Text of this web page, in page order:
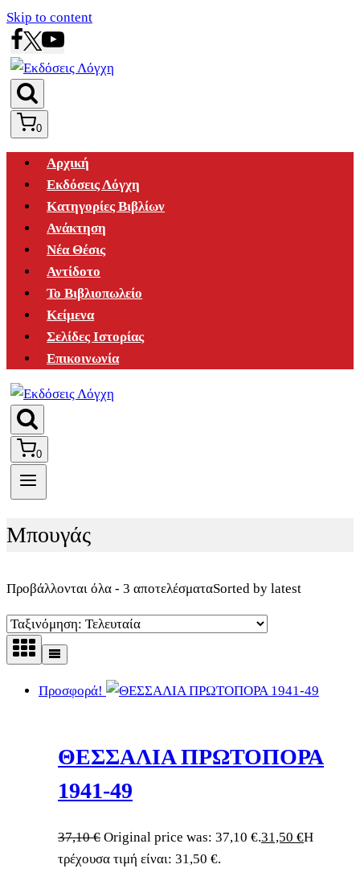
Skip to content
0
Αρχική
Εκδόσεις Λόγχη
Κατηγορίες Βιβλίων
Ανάκτηση
Νέα Θέσις
Αντίδοτο
Το Βιβλιοπωλείο
Κείμενα
Σελίδες Ιστορίας
Επικοινωνία
0
Μπουγάς
Προβάλλονται όλα - 3 αποτελέσματαSorted by latest
Προσφορά!
ΘΕΣΣΑΛΙΑ ΠΡΩΤΟΠΟΡΑ
1941-49
37,10€ Original price was: 37,10 €.31,50 €Η
τρέχουσα τιμή είναι: 31,50 €.